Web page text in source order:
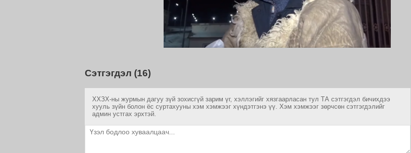
Сэтгэгдэл (16)
ХХЗХ-ны журмын дагуу зүй зохисгүй зарим үг, хэллэгийг хязгаарласан тул ТА сэтгэгдэл бичихдээ
хууль зүйн болон ёс суртахууны хэм хэмжээг хүндэтгэнэ үү. Хэм хэмжээг зөрчсөн сэтгэгдэлийг
админ устгах эрхтэй.